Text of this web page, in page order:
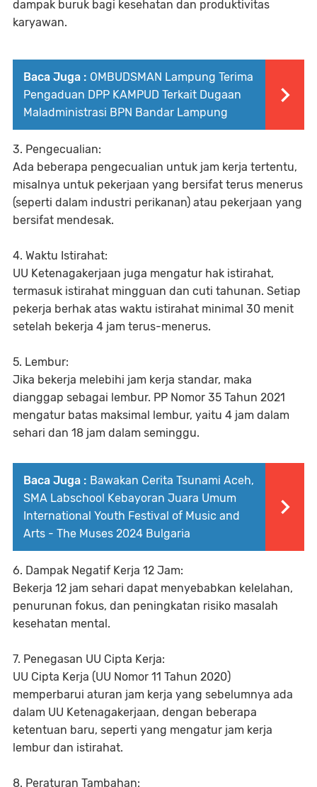
dampak buruk bagi kesehatan dan produktivitas
karyawan.
Baca Juga : OMBUDSMAN Lampung Terima
Pengaduan DPP KAMPUD Terkait Dugaan
Maladministrasi BPN Bandar Lampung
3. Pengecualian:
Ada beberapa pengecualian untuk jam kerja tertentu,
misalnya untuk pekerjaan yang bersifat terus menerus
(seperti dalam industri perikanan) atau pekerjaan yang
bersifat mendesak.
4. Waktu Istirahat:
UU Ketenagakerjaan juga mengatur hak istirahat,
termasuk istirahat mingguan dan cuti tahunan. Setiap
pekerja berhak atas waktu istirahat minimal 30 menit
setelah bekerja 4 jam terus-menerus.
5. Lembur:
Jika bekerja melebihi jam kerja standar, maka
dianggap sebagai lembur. PP Nomor 35 Tahun 2021
mengatur batas maksimal lembur, yaitu 4 jam dalam
sehari dan 18 jam dalam seminggu.
Baca Juga : Bawakan Cerita Tsunami Aceh,
SMA Labschool Kebayoran Juara Umum
International Youth Festival of Music and
Arts - The Muses 2024 Bulgaria
6. Dampak Negatif Kerja 12 Jam:
Bekerja 12 jam sehari dapat menyebabkan kelelahan,
penurunan fokus, dan peningkatan risiko masalah
kesehatan mental.
7. Penegasan UU Cipta Kerja:
UU Cipta Kerja (UU Nomor 11 Tahun 2020)
memperbarui aturan jam kerja yang sebelumnya ada
dalam UU Ketenagakerjaan, dengan beberapa
ketentuan baru, seperti yang mengatur jam kerja
lembur dan istirahat.
8. Peraturan Tambahan: